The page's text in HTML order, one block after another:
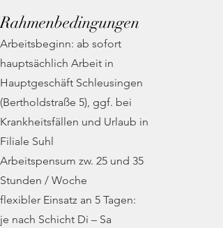
Rahmenbedingungen
Arbeitsbeginn: ab sofort
hauptsächlich Arbeit in
Hauptgeschäft Schleusingen
(Bertholdstraße 5), ggf. bei
Krankheitsfällen und Urlaub in
Filiale Suhl
Arbeitspensum zw. 25 und 35
Stunden / Woche
flexibler Einsatz an 5 Tagen:
je nach Schicht Di – Sa